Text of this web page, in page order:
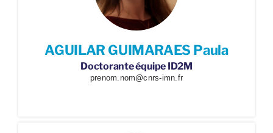
AGUILAR GUIMARAES Paula
Doctorante équipe ID2M
prenom.nom@cnrs-imn.fr